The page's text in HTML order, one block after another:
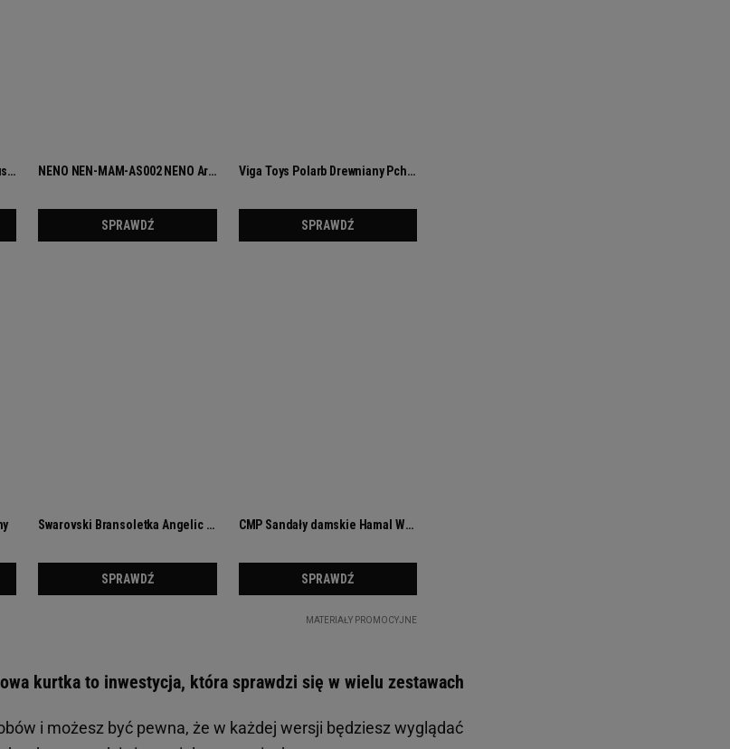
kurtka to inwestycja, która sprawdzi się w wielu zestawach
i możesz być pewna, że w każdej wersji będziesz wyglądać